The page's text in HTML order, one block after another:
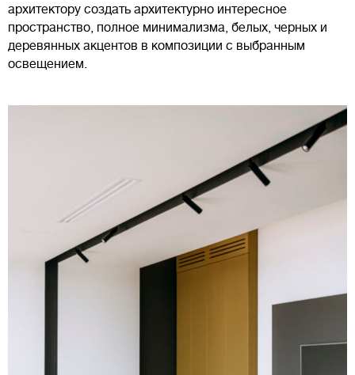
архитектору создать архитектурно интересное
пространство, полное минимализма, белых, черных и
деревянных акцентов в композиции с выбранным
освещением.